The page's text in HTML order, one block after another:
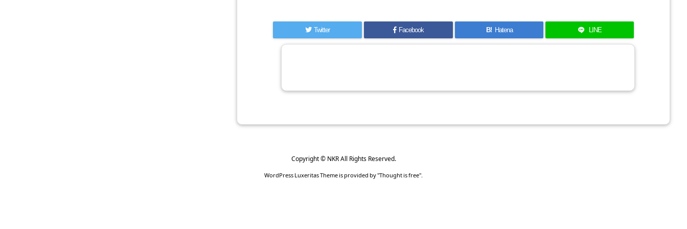
Twitter Facebook B! Hatena LINE
Copyright © NKRAll Rights Reserved.
WordPress Luxeritas Theme is provided by "Thought is free".